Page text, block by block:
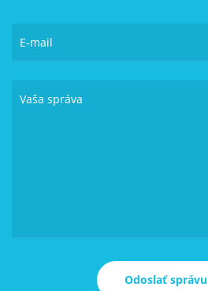
E-mail
Vaša správa
Odoslať správu